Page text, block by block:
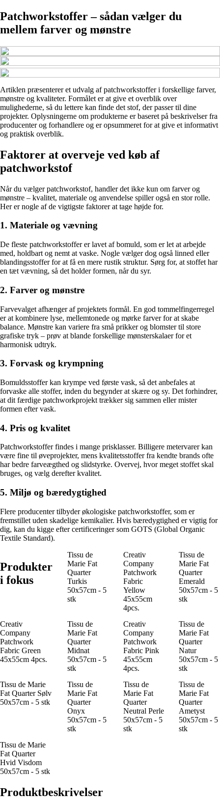
Patchworkstoffer – sådan vælger du
mellem farver og mønstre
Artiklen præsenterer et udvalg af patchworkstoffer i forskellige farver,
mønstre og kvaliteter. Formålet er at give et overblik over
mulighederne, så du lettere kan finde det stof, der passer til dine
projekter. Oplysningerne om produkterne er baseret på beskrivelser fra
producenter og forhandlere og er opsummeret for at give et informativt
og praktisk overblik.
Faktorer at overveje ved køb af
patchworkstof
Når du vælger patchworkstof, handler det ikke kun om farver og
mønstre – kvalitet, materiale og anvendelse spiller også en stor rolle.
Her er nogle af de vigtigste faktorer at tage højde for.
1. Materiale og vævning
De fleste patchworkstoffer er lavet af bomuld, som er let at arbejde
med, holdbart og nemt at vaske. Nogle vælger dog også linned eller
blandingsstoffer for at få en mere rustik struktur. Sørg for, at stoffet har
en tæt vævning, så det holder formen, når du syr.
2. Farver og mønstre
Farvevalget afhænger af projektets formål. En god tommelfingerregel
er at kombinere lyse, mellemtonede og mørke farver for at skabe
balance. Mønstre kan variere fra små prikker og blomster til store
grafiske tryk – prøv at blande forskellige mønsterskalaer for et
harmonisk udtryk.
3. Forvask og krympning
Bomuldsstoffer kan krympe ved første vask, så det anbefales at
forvaske alle stoffer, inden du begynder at skære og sy. Det forhindrer,
at dit færdige patchworkprojekt trækker sig sammen eller mister
formen efter vask.
4. Pris og kvalitet
Patchworkstoffer findes i mange prisklasser. Billigere metervarer kan
være fine til øveprojekter, mens kvalitetsstoffer fra kendte brands ofte
har bedre farveægthed og slidstyrke. Overvej, hvor meget stoffet skal
bruges, og vælg derefter kvalitet.
5. Miljø og bæredygtighed
Flere producenter tilbyder økologiske patchworkstoffer, som er
fremstillet uden skadelige kemikalier. Hvis bæredygtighed er vigtig for
dig, kan du kigge efter certificeringer som GOTS (Global Organic
Textile Standard).
Produkter
i fokus
Tissu de
Marie Fat
Quarter
Turkis
50x57cm - 5
stk
Creativ
Company
Patchwork
Fabric
Yellow
45x55cm
4pcs.
Tissu de
Marie Fat
Quarter
Emerald
50x57cm - 5
stk
Creativ
Company
Patchwork
Fabric Green
45x55cm 4pcs.
Tissu de
Marie Fat
Quarter
Midnat
50x57cm - 5
stk
Creativ
Company
Patchwork
Fabric Pink
45x55cm
4pcs.
Tissu de
Marie Fat
Quarter
Natur
50x57cm - 5
stk
Tissu de Marie
Fat Quarter Sølv
50x57cm - 5 stk
Tissu de
Marie Fat
Quarter
Onyx
50x57cm - 5
stk
Tissu de
Marie Fat
Quarter
Neutral Perle
50x57cm - 5
stk
Tissu de
Marie Fat
Quarter
Ametyst
50x57cm - 5
stk
Tissu de Marie
Fat Quarter
Hvid Visdom
50x57cm - 5 stk
Produktbeskrivelser